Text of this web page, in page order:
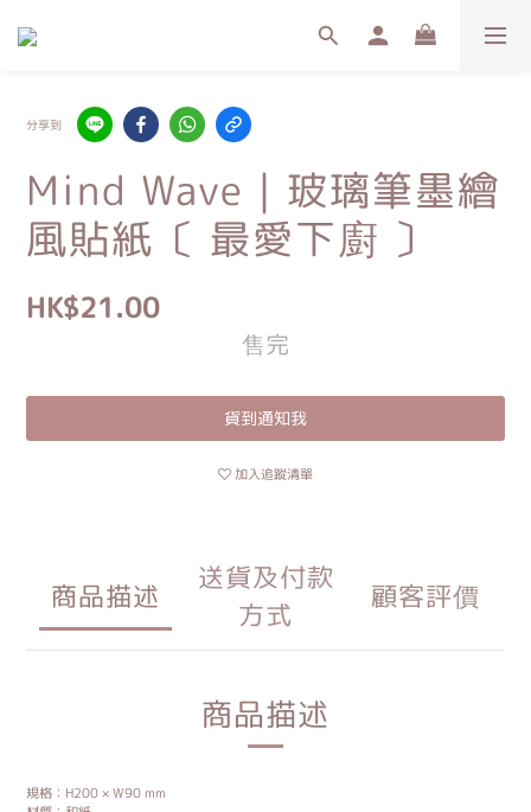
分享到
Mind Wave｜玻璃筆墨繪
風貼紙〔 最愛下廚 〕
HK$21.00
售完
貨到通知我
加入追蹤清單
商品描述
送貨及付款
方式
顧客評價
商品描述
規格：H200 × W90 mm